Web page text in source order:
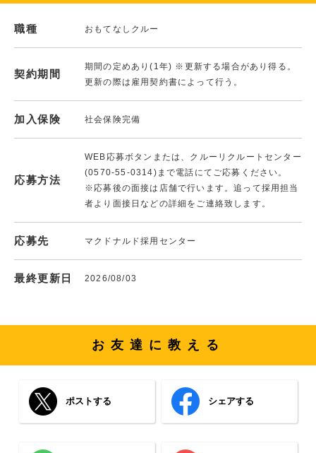
職種 おもてなしクルー
契約期間
期間の定めあり(1年) ※更新する場合があり得る。
更新の際は雇用契約書によって行う。
加入保険 社会保険完備
応募方法
WEB応募ボタンまたは、クルーリクルートセンター
(0570-55-0314)まで電話にてご応募ください。
※応募後の面接は店舗で行います。追って採用担当
者より面接日などの詳細をご連絡致します。
応募先 マクドナルド採用センター
最終更新日 2026/08/03
お友達に教える
ポストする シェアする